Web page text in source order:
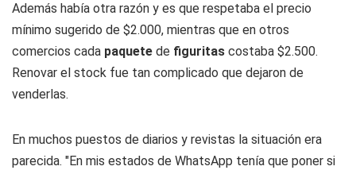
Además había otra razón y es que respetaba el precio
mínimo sugerido de $2.000, mientras que en otros
comercios cada paquete de figuritas costaba $2.500.
Renovar el stock fue tan complicado que dejaron de
venderlas.
En muchos puestos de diarios y revistas la situación era
parecida. "En mis estados de WhatsApp tenía que poner si